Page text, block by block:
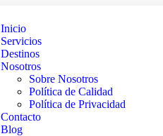
Inicio
Servicios
Destinos
Nosotros
Sobre Nosotros
Política de Calidad
Política de Privacidad
Contacto
Blog